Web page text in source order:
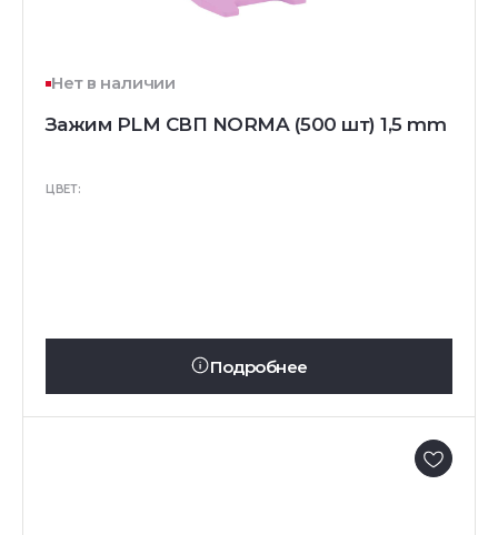
Нет в наличии
Зажим PLM СВП NORMA (500 шт) 1,5 mm
ЦВЕТ:
Подробнее